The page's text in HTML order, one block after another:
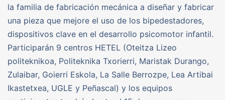
la familia de fabricación mecánica a diseñar y fabricar
una pieza que mejore el uso de los bipedestadores,
dispositivos clave en el desarrollo psicomotor infantil.
Participarán 9 centros HETEL (Oteitza Lizeo
politeknikoa, Politeknika Txorierri, Maristak Durango,
Zulaibar, Goierri Eskola, La Salle Berrozpe, Lea Artibai
Ikastetxea, UGLE y Peñascal) y los equipos